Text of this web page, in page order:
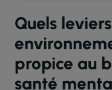
Quels
propice au
santé